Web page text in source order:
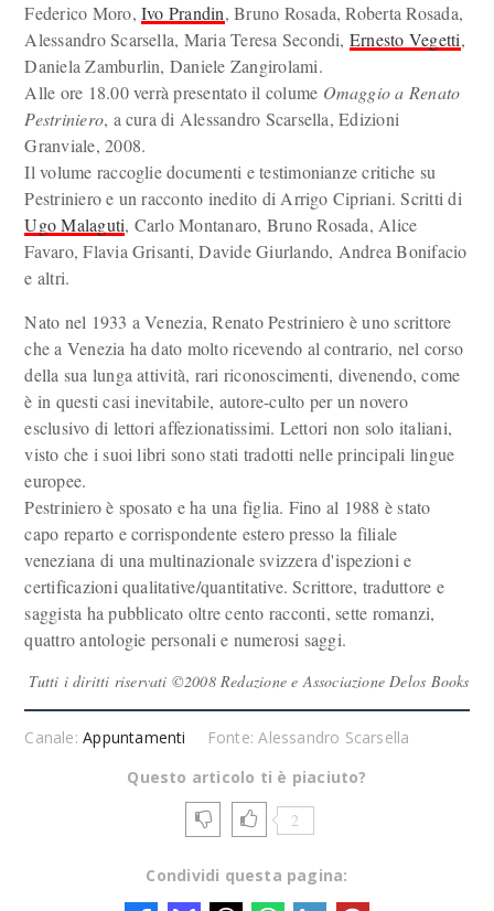
Federico Moro,Ivo Prandin, Bruno Rosada, Roberta Rosada,
Alessandro Scarsella, Maria Teresa Secondi, Ernesto Vegetti,
Daniela Zamburlin, Daniele Zangirolami.
Alle ore 18.00 verrà presentato il colume Omaggio a Renato
Pestriniero, a cura di Alessandro Scarsella, Edizioni
Granviale, 2008.
Il volume raccoglie documenti e testimonianze critiche su
Pestriniero e un racconto inedito di Arrigo Cipriani. Scritti di
Ugo Malaguti, Carlo Montanaro, Bruno Rosada, Alice
Favaro, Flavia Grisanti, Davide Giurlando, Andrea Bonifacio
e altri.
Nato nel 1933 a Venezia, Renato Pestriniero è uno scrittore
che a Venezia ha dato molto ricevendo al contrario, nel corso
della sua lunga attività, rari riconoscimenti, divenendo, come
è in questi casi inevitabile, autore-culto per un novero
esclusivo di lettori affezionatissimi. Lettori non solo italiani,
visto che i suoi libri sono stati tradotti nelle principali lingue
europee.
Pestriniero è sposato e ha una figlia. Fino al 1988 è stato
capo reparto e corrispondente estero presso la filiale
veneziana di una multinazionale svizzera d'ispezioni e
certificazioni qualitative/quantitative. Scrittore, traduttore e
saggista ha pubblicato oltre cento racconti, sette romanzi,
quattro antologie personali e numerosi saggi.
Tutti i diritti riservati ©2008 Redazione e Associazione Delos Books
Canale:Appuntamenti
Fonte: Alessandro Scarsella
Questo articolo ti è piaciuto?
2
Condividi questa pagina: